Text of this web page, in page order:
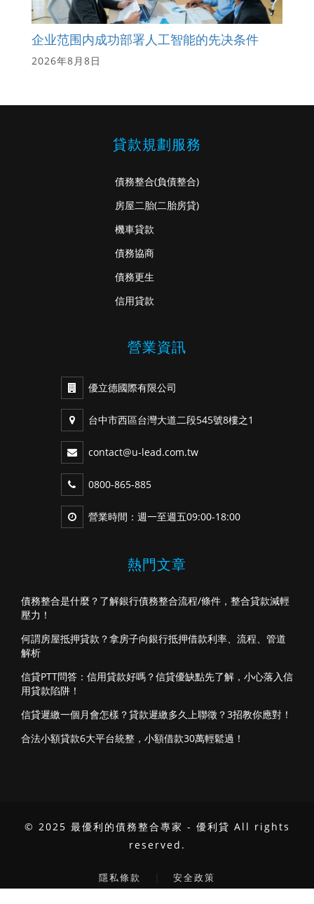
企业范围内成功部署人工智能的先决条件
2026年8月8日
貸款規劃服務
債務整合(負債整合)
房屋二胎(二胎房貸)
機車貸款
債務協商
債務更生
信用貸款
營業資訊
優立德國際有限公司
台中市西區台灣大道二段545號8樓之1
contact@u-lead.com.tw
0800-865-885
營業時間：週一至週五09:00-18:00
熱門文章
債務整合是什麼？了解銀行債務整合流程/條件，整合貸款減輕
壓力！
何謂房屋抵押貸款？拿房子向銀行抵押借款利率、流程、管道
解析
信貸PTT問答：信用貸款好嗎？信貸優缺點先了解，小心落入信
用貸款陷阱！
信貸遲繳一個月會怎樣？貸款遲繳多久上聯徵？3招教你應對！
合法小額貸款6大平台統整，小額借款30萬輕鬆過！
© 2025 最優利的債務整合專家 - 優利貸 All rights
reserved.
隱私條款 安全政策